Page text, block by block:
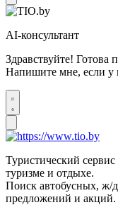
AI-консультант
Здравствуйте! Готова
Напишите мне, если у
Туристический
туризме и отдыхе.
Поиск автобусных, ж/
предложений и акций.